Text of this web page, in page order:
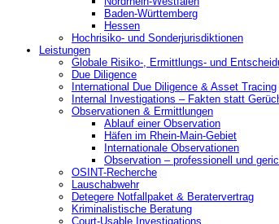
Baden-Württemberg
Hessen
Hochrisiko- und Sonderjurisdiktionen
Leistungen
Globale Risiko-, Ermittlungs- und
Due Diligence
International Due Diligence & Asset Tracing
Internal Investigations – Fakten statt
Observationen & Ermittlungen
Ablauf einer Observation
Häfen im Rhein-Main-Gebiet
Internationale Observationen
Observation – professionell und
OSINT-Recherche
Lauschabwehr
Detegere Notfallpaket & Beratervertrag
Kriminalistische Beratung
Court-Usable Investigations